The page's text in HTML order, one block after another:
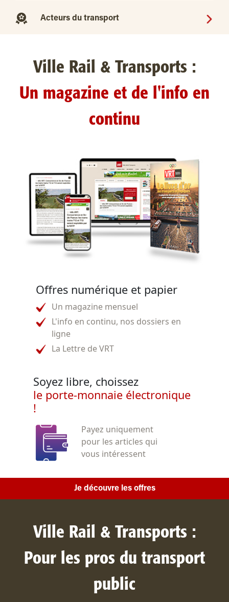
Acteurs du transport
Ville Rail & Transports :
Un magazine et de l'info en
continu
Offres numérique et papier
Un magazine mensuel
L'info en continu, nos dossiers en
ligne
La Lettre de VRT
Soyez libre, choissez
le porte-monnaie électronique
!
Payez uniquement
pour les articles qui
vous intéressent
Je découvre les offres
Ville Rail & Transports :
Pour les pros du transport
public